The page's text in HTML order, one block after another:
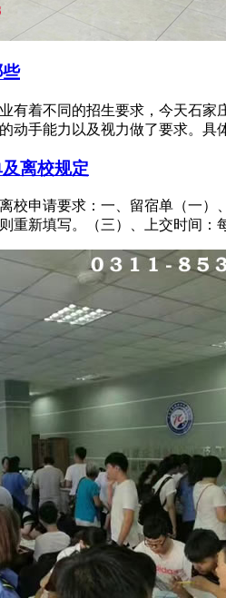
有着不同的招生要求，今天石
动手能力以及视力做了要求。
离校规定
校申请要求：一、留宿单（一
重新填写。（三）、上交时间